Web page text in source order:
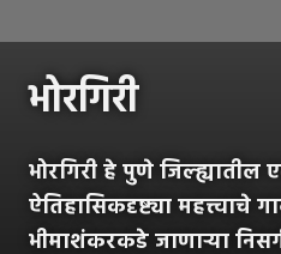
भोरगिरी
भोरगिरी हे पुणे
ऐतिहासिकदृष्ट्या महत्त्वाचे
भीमाशंकरकडे जाणाऱ्या